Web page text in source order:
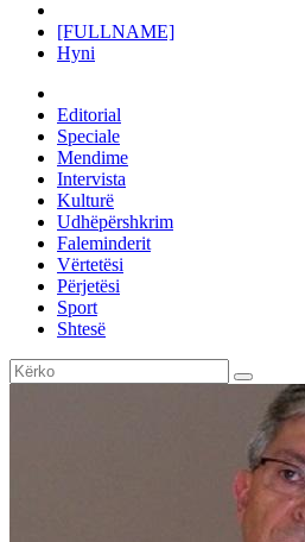
[FULLNAME]
Hyni
Editorial
Speciale
Mendime
Intervista
Kulturë
Udhëpërshkrim
Faleminderit
Vërtetësi
Përjetësi
Sport
Shtesë